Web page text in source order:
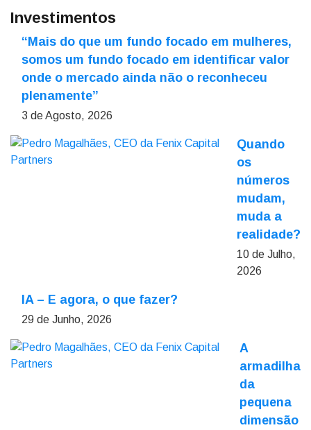
Investimentos
“Mais do que um fundo focado em mulheres,
somos um fundo focado em identificar valor
onde o mercado ainda não o reconheceu
plenamente”
3 de Agosto, 2026
Quando
os
números
mudam,
muda a
realidade?
10 de Julho,
2026
IA – E agora, o que fazer?
29 de Junho, 2026
A
armadilha
da
pequena
dimensão